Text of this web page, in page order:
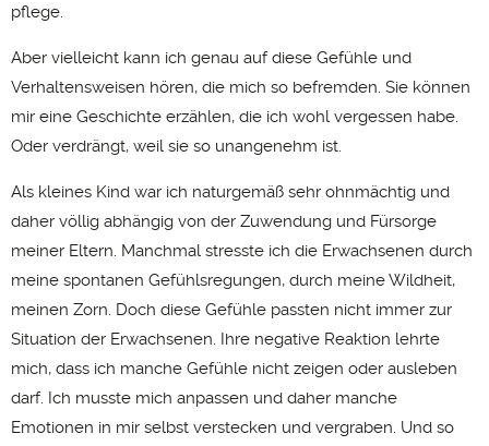
pflege.
Aber vielleicht kann ich genau auf diese Gefühle und
Verhaltensweisen hören, die mich so befremden. Sie können
mir eine Geschichte erzählen, die ich wohl vergessen habe.
Oder verdrängt, weil sie so unangenehm ist.
Als kleines Kind war ich naturgemäß sehr ohnmächtig und
daher völlig abhängig von der Zuwendung und Fürsorge
meiner Eltern. Manchmal stresste ich die Erwachsenen durch
meine spontanen Gefühlsregungen, durch meine Wildheit,
meinen Zorn. Doch diese Gefühle passten nicht immer zur
Situation der Erwachsenen. Ihre negative Reaktion lehrte
mich, dass ich manche Gefühle nicht zeigen oder ausleben
darf. Ich musste mich anpassen und daher manche
Emotionen in mir selbst verstecken und vergraben. Und so